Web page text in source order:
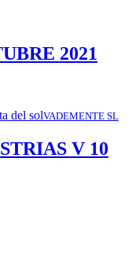
2021
VADEMENTE SL
V 10